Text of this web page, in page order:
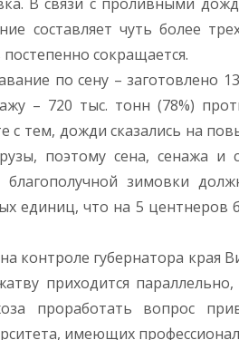
составляет чуть более
сокращается.
по сену – заготовлено
– 720 тыс. тонн (78%)
с тем, дожди сказались на
поэтому сена, сенажа и
зимовки
единиц, что на 5 центнеров
контроле губернатора края
приходится параллельно,
проработать вопрос
имеющих